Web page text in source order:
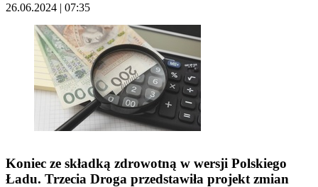
26.06.2024 | 07:35
Koniec ze składką zdrowotną w wersji Polskiego
Ładu. Trzecia Droga przedstawiła projekt zmian